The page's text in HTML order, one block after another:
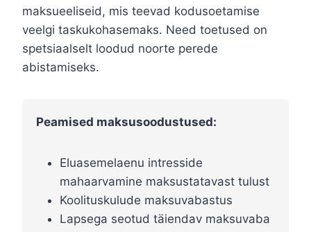
maksueeliseid, mis teevad kodusoetamise
veelgi taskukohasemaks. Need toetused on
spetsiaalselt loodud noorte perede
abistamiseks.
Peamised maksusoodustused:
Eluasemelaenu intresside
mahaarvamine maksustatavast tulust
Koolituskulude maksuvabastus
Lapsega seotud täiendav maksuvaba